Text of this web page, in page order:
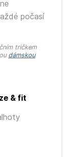
počasí
tričkem
dámskou
& fit